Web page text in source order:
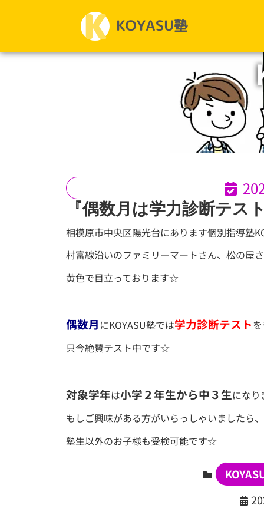
『偶数月は学力診断テ
相模原市中央区陽光台にあります個別指導塾
村富線沿いのファミリーマートさん、松の屋
黄色で目立っております☆
偶数月 にKOYASU塾では学力診断テスト
只今絶賛テスト中です☆
対象学年は小学２年生から中３生になり
もしご興味がある方がいらっしゃいましたら
塾生以外のお子様も受検可能です☆